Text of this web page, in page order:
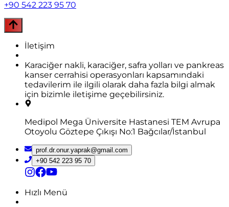
+90 542 223 95 70
İletişim
Karaciğer nakli, karaciğer, safra yolları ve pankreas
kanser cerrahisi operasyonları kapsamındaki
tedavilerim ile ilgili olarak daha fazla bilgi almak
için bizimle iletişime geçebilirsiniz.
Medipol Mega Üniversite Hastanesi TEM Avrupa
Otoyolu Göztepe Çıkışı No:1 Bağcılar/İstanbul
prof.dr.onur.yaprak@gmail.com
+90 542 223 95 70
Hızlı Menü